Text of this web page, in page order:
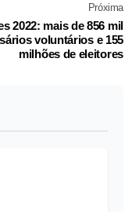
Próxima
2022: mais de 856 mil
voluntários e 155
milhões de eleitores